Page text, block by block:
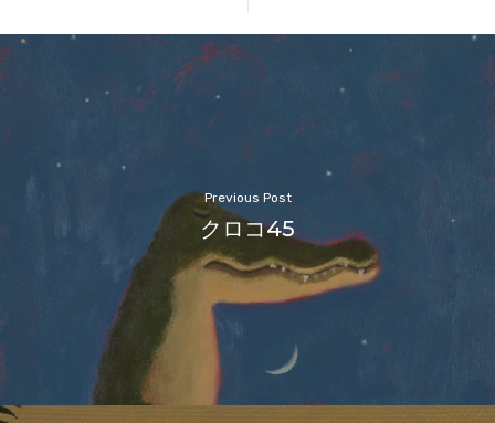
Previous Post
クロコ45